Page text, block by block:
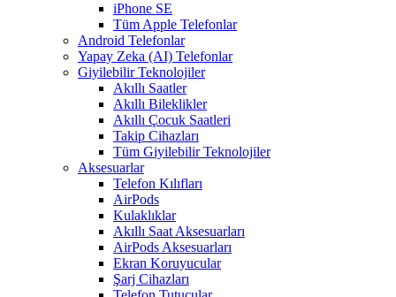
iPhone SE
Tüm Apple Telefonlar
Android Telefonlar
Yapay Zeka (AI) Telefonlar
Giyilebilir Teknolojiler
Akıllı Saatler
Akıllı Bileklikler
Akıllı Çocuk Saatleri
Takip Cihazları
Tüm Giyilebilir Teknolojiler
Aksesuarlar
Telefon Kılıfları
AirPods
Kulaklıklar
Akıllı Saat Aksesuarları
AirPods Aksesuarları
Ekran Koruyucular
Şarj Cihazları